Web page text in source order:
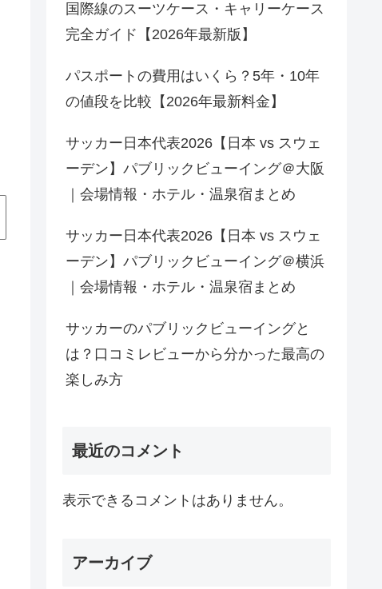
国際線のスーツケース・キャリーケース
完全ガイド【2026年最新版】
パスポートの費用はいくら？5年・10年
の値段を比較【2026年最新料金】
サッカー日本代表2026【日本 vs スウェ
ーデン】パブリックビューイング＠大阪
｜会場情報・ホテル・温泉宿まとめ
サッカー日本代表2026【日本 vs スウェ
ーデン】パブリックビューイング＠横浜
｜会場情報・ホテル・温泉宿まとめ
サッカーのパブリックビューイングと
は？口コミレビューから分かった最高の
楽しみ方
最近のコメント
表示できるコメントはありません。
アーカイブ